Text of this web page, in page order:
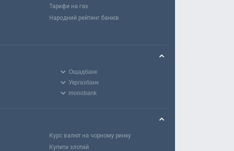
Тарифи на газ
Народний рейтинг банків
Ощадбанк
Укргазбанк
monobank
Курс валют на чорному ринку
Купити злотий